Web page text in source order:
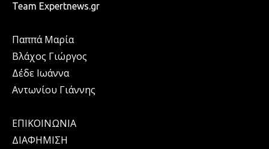
Team Expertnews.gr
Παππά Μαρία
Βλάχος Γιώργος
Δέδε Ιωάννα
Αντωνίου Γιάννης
ΕΠΙΚΟΙΝΩΝΙΑ
ΔΙΑΦΗΜΙΣΗ